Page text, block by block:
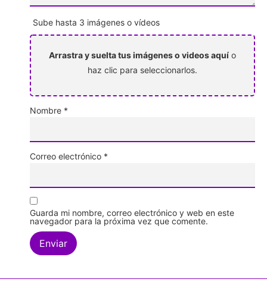
Sube hasta 3 imágenes o vídeos
Arrastra y suelta tus imágenes o videos aquí o
haz clic para seleccionarlos.
Nombre *
Correo electrónico *
Guarda mi nombre, correo electrónico y web en este
navegador para la próxima vez que comente.